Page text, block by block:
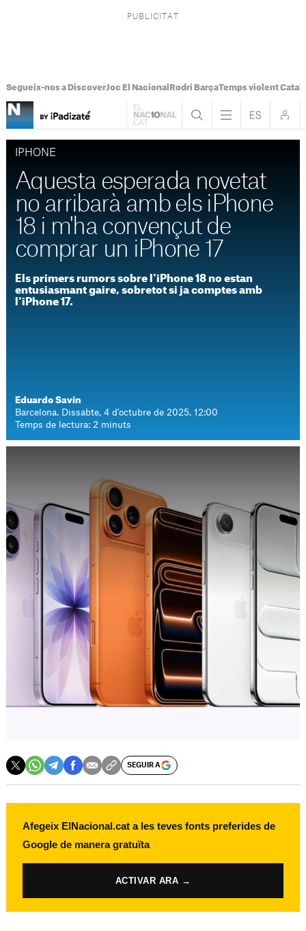
Segueix-nos a DiscoverJoc El Nacional Rodri BarçaTemps violent
IPHONE
Aquesta esperada novetat
no arribarà amb els iPhone
18 i m'ha convençut de
comprar un iPhone 17
Els primers rumors sobre l'iPhone 18 no estan
entusiasmant gaire, sobretot si ja comptes amb
l'iPhone 17.
Eduardo Savín
Barcelona. Dissabte, 4 d'octubre de 2025. 12:00
Temps de lectura: 2 minuts
SEGUIR A
Afegeix ElNacional.cat a les teves fonts preferides de
Google de manera gratuïta
ACTIVAR ARA →